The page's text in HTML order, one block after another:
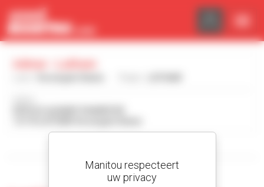
Cookies beheer paneel
Manitou respecteert
uw privacy